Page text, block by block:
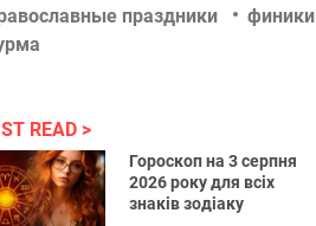
праздники
финики
READ
Гороскоп на 3 серпня
2026 року для всіх
знаків зодіаку